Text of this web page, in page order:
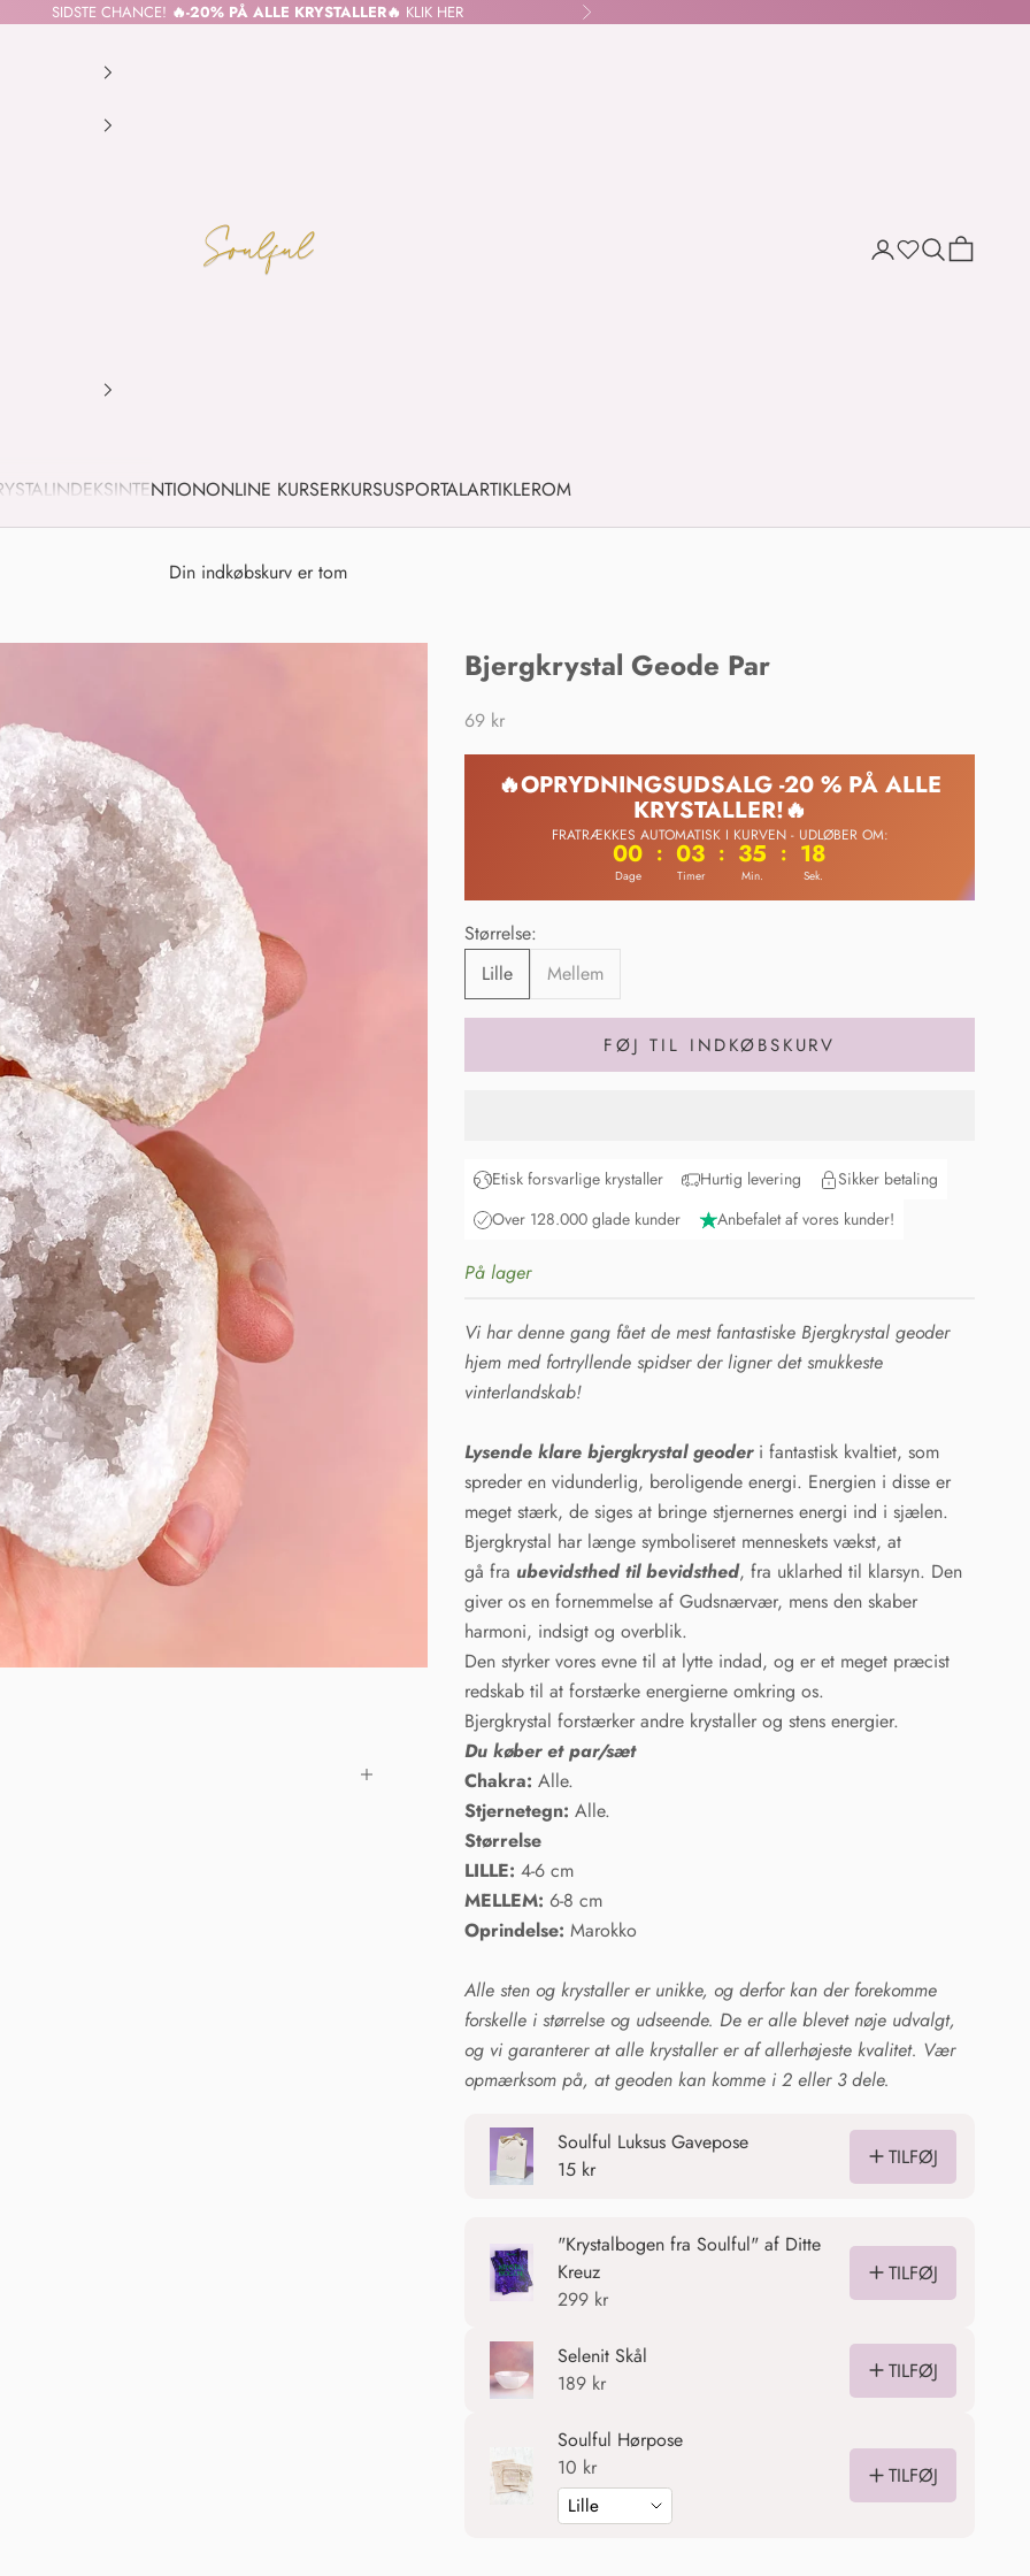
SIDSTE CHANCE! 🔥-20% PÅ ALLE KRYSTALLER🔥 KLIK HER Næste
SOULFUL.DK
INTENTIONONLINE KURSERKURSUSPORTALARTIKLEROM
Wishlist
Søg
Din indkøbskurv er tom
Bjergkrystal Geode Par
Salgspris
69 kr
🔥OPRYDNINGSUDSALG -20 % PÅ ALLE
KRYSTALLER!🔥
FRATRÆKKES AUTOMATISK I KURVEN - UDLØBER OM:
00
Dage
: 03
Timer
: 35
Min.
: 17
Sek.
Størrelse:
Lille
Mellem
FØJ TIL INDKØBSKURV
Etisk forsvarlige krystaller Hurtig levering
Sikker betaling
Over 128.000 glade kunder
Anbefalet af vores kunder!
På lager
Vi har denne gang fået de mest fantastiske Bjergkrystal geoder
hjem med fortryllende spidser der ligner det smukkeste
vinterlandskab!
Lysende klare bjergkrystal geoderi fantastisk kvaltiet, som
spreder en vidunderlig, beroligende energi. Energien i disse er
meget stærk, de siges at bringe stjernernes energi ind i sjælen.
Bjergkrystal har længe symboliseret menneskets vækst, at
gå fra ubevidsthed til bevidsthed, fra uklarhed til klarsyn. Den
giver os en fornemmelse af Gudsnærvær, mens den skaber
harmoni, indsigt og overblik.
Den styrker vores evne til at lytte indad, og er et meget præcist
redskab til at forstærke energierne omkring os.
Bjergkrystal forstærker andre krystaller og stens energier.
Du køber et par/sæt
Chakra: Alle.
Stjernetegn:Alle.
Størrelse
LILLE:4-6 cm
MELLEM:6-8 cm
Oprindelse: Marokko
Alle sten og krystaller er unikke, og derfor kan der forekomme
forskelle i størrelse og udseende. De er alle blevet nøje udvalgt,
og vi garanterer at alle krystaller er af allerhøjeste kvalitet. Vær
opmærksom på, at geoden kan komme i 2 eller 3 dele.